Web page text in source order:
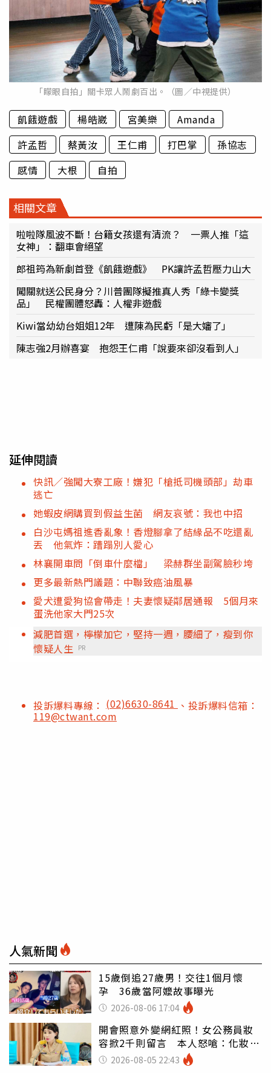
「矇眼自拍」關卡眾人鬧劇百出。（圖／中視提供）
飢餓遊戲 楊皓崴 宮美樂
Amanda
許孟哲
蔡黃汝 王仁甫 打巴掌
孫協志
感情
大根 自拍
相關文章
啦啦隊風波不斷！台籍女孩還有清流？ 一票人推「這
女神」：翻車會絕望
郎祖筠為新劇首登《飢餓遊戲》 PK讓許孟哲壓力山大
闖關就送公民身分？川普團隊擬推真人秀「綠卡變獎
品」 民權團體怒轟：人權非遊戲
Kiwi當幼幼台姐姐12年 遭陳為民虧「是大嬸了」
陳志強2月辦喜宴 抱怨王仁甫「說要來卻沒看到人」
延伸閱讀
快訊／強闖大寮工廠！嫌犯「槍抵司機頭部」劫車
逃亡
她蝦皮網購買到假益生菌 網友哀號：我也中招
白沙屯媽祖進香亂象！香燈腳拿了結緣品不吃還亂
丟 他氣炸：蹧蹋別人愛心
林襄開車問「倒車什麼檔」 梁赫群坐副駕臉秒垮
更多最新熱門議題：中聯致癌油風暴
愛犬遭愛狗協會帶走！夫妻懷疑鄰居通報 5個月來
蛋洗他家大門25次
減肥首選，檸檬加它，堅持一週，腰細了，瘦到你
懷疑人生
PR
投訴爆料專線： (02)6630-8641 、投訴爆料信箱：
119@ctwant.com
人氣新聞
15歲倒追27歲男！交往1個月懷
孕 36歲當阿嬤故事曝光
2026-08-06 17:04
開會照意外變網紅照！女公務員妝
容掀2千則留言 本人怒嗆：化妝有
錯嗎2026-08-05 22:43